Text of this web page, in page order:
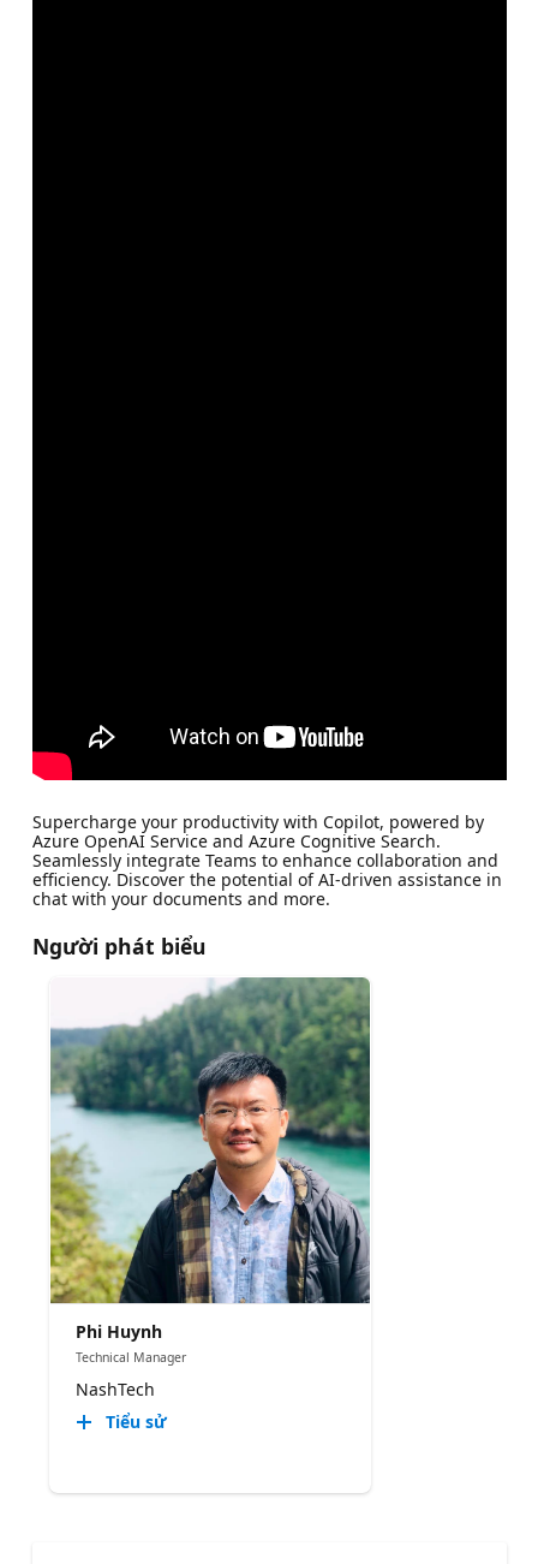
Supercharge your productivity with Copilot, powered by
Azure OpenAI Service and Azure Cognitive Search.
Seamlessly integrate Teams to enhance collaboration and
efficiency. Discover the potential of AI-driven assistance in
chat with your documents and more.
Người phát biểu
Phi Huynh
Technical Manager
NashTech
Tiểu sử